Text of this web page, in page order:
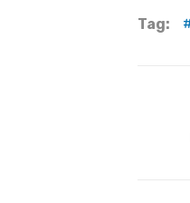
Tag: